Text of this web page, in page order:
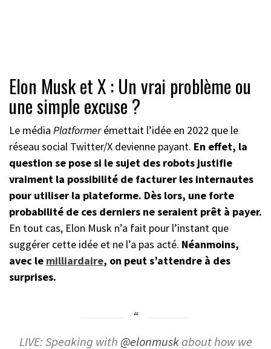
Elon Musk et X : Un vrai problème ou
une simple excuse ?
Le média Platformerémettait l’idée en 2022 que le
réseau social Twitter/X devienne payant. En effet, la
question se pose si le sujet des robots justifie
vraiment la possibilité de facturer les internautes
pour utiliser la plateforme. Dès lors, une forte
probabilité de ces derniers ne seraient prêt à payer.
En tout cas, Elon Musk n’a fait pour l’instant que
suggérer cette idée et ne l’a pas acté. Néanmoins,
avec le milliardaire, on peut s’attendre à des
surprises.
LIVE: Speaking with @elonmuskabout how we